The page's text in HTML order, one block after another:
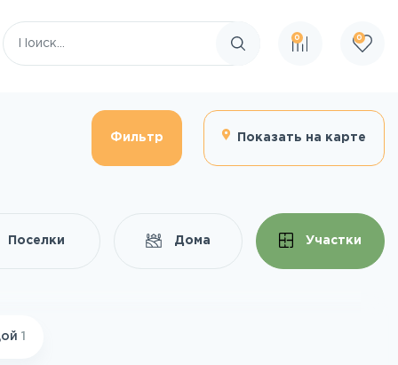
Поиск по сайту
0 0
Фильтр Показать на карте
Поселки Дома Участки
1